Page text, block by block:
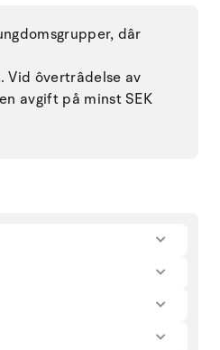
dâr
Vid ôvertrâdelse av
avgift på minst SEK